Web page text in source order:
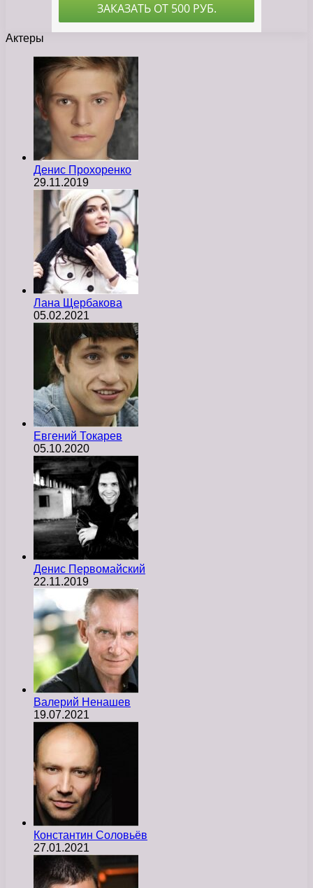
Актеры
Денис Прохоренко
29.11.2019
Лана Щербакова
05.02.2021
Евгений Токарев
05.10.2020
Денис Первомайский
22.11.2019
Валерий Ненашев
19.07.2021
Константин Соловьёв
27.01.2021